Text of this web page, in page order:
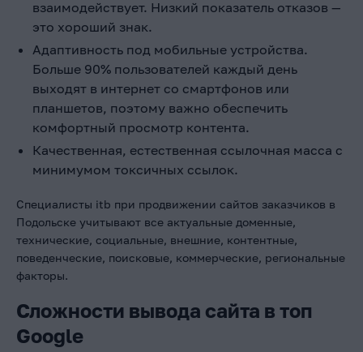
взаимодействует. Низкий показатель отказов —
это хороший знак.
Адаптивность под мобильные устройства.
Больше 90% пользователей каждый день
выходят в интернет со смартфонов или
планшетов, поэтому важно обеспечить
комфортный просмотр контента.
Качественная, естественная ссылочная масса с
минимумом токсичных ссылок.
Специалисты itb при продвижении сайтов заказчиков в
Подольске учитывают все актуальные доменные,
технические, социальные, внешние, контентные,
поведенческие, поисковые, коммерческие, региональные
факторы.
Сложности вывода сайта в топ
Google